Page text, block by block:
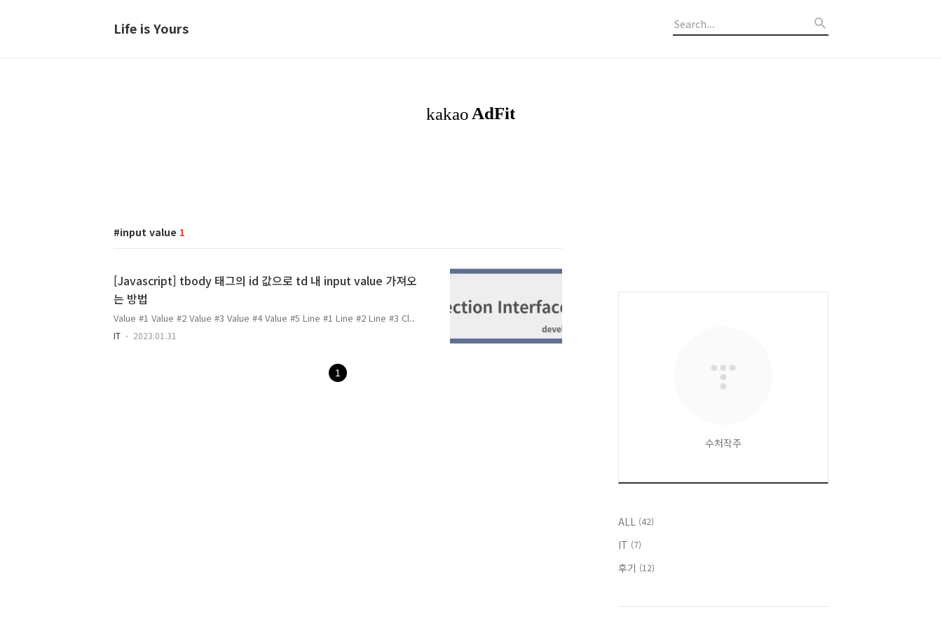
Life is Yours
input value 1
[Javascript] tbody 태그의 id 값으로 td 내 input value 가져오
는 방법
Value #1 Value #2 Value #3 Value #4 Value #5 Line #1 Line #2 Line #3 Cl..
IT 2023.01.31
1
수처작주
ALL (42)
IT (7)
후기 (12)